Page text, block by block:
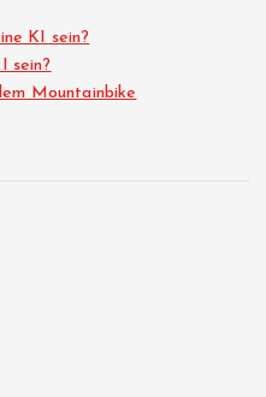
KI sein?
sein?
Mountainbike